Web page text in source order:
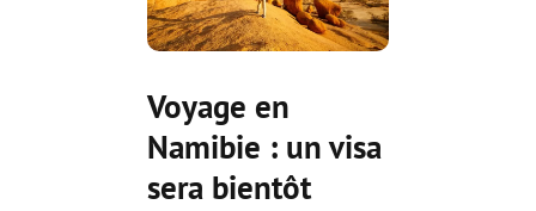
Voyage en
Namibie : un visa
sera bientôt